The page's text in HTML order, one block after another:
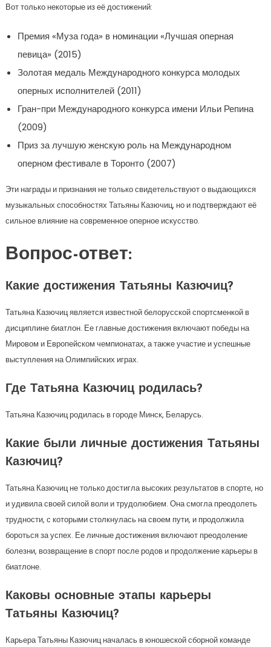
Вот только некоторые из её достижений:
Премия «Муза года» в номинации «Лучшая оперная
певица» (2015)
Золотая медаль Международного конкурса молодых
оперных исполнителей (2011)
Гран-при Международного конкурса имени Ильи Репина
(2009)
Приз за лучшую женскую роль на Международном
оперном фестивале в Торонто (2007)
Эти награды и признания не только свидетельствуют о выдающихся
музыкальных способностях Татьяны Казючиц, но и подтверждают её
сильное влияние на современное оперное искусство.
Вопрос-ответ:
Какие достижения Татьяны Казючиц?
Татьяна Казючиц является известной белорусской спортсменкой в
дисциплине биатлон. Ее главные достижения включают победы на
Мировом и Европейском чемпионатах, а также участие и успешные
выступления на Олимпийских играх.
Где Татьяна Казючиц родилась?
Татьяна Казючиц родилась в городе Минск, Беларусь.
Какие были личные достижения Татьяны
Казючиц?
Татьяна Казючиц не только достигла высоких результатов в спорте, но
и удивила своей силой воли и трудолюбием. Она смогла преодолеть
трудности, с которыми столкнулась на своем пути, и продолжила
бороться за успех. Ее личные достижения включают преодоление
болезни, возвращение в спорт после родов и продолжение карьеры в
биатлоне.
Каковы основные этапы карьеры
Татьяны Казючиц?
Карьера Татьяны Казючиц началась в юношеской сборной команде